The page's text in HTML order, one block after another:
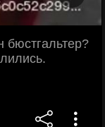
бюстгальтер?